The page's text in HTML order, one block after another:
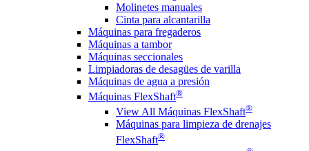
Molinetes manuales
Cinta para alcantarilla
Máquinas para fregaderos
Máquinas a tambor
Máquinas seccionales
Limpiadoras de desagües de varilla
Máquinas de agua a presión
Máquinas FlexShaft®
View All Máquinas FlexShaft®
Máquinas para limpieza de drenajes
FlexShaft®